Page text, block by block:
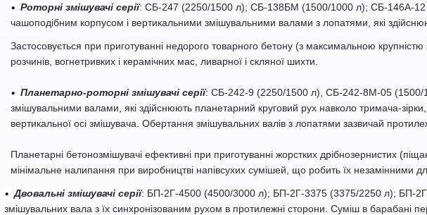
• Роторні змішувачі серії: СБ-247 (2250/1500 л); СБ-138БМ (1500/1000 л); СБ-146А-
чашоподібним корпусом і вертикальними змішувальними валами з лопатями, які
Застосовується при приготуванні недорого товарного бетону (з максимальною
розчинів, вогнетривких і керамічних мас, ливарної і скляної шихти.
• Планетарно-роторні змішувачі серії: СБ-242-9 (2250/1500 л), СБ-242-8М-05 (1500/
змішувальними валами, які здійснюють планетарний круговий рух навколо тримача-
вертикальної осі змішувача. Обертання змішувальних валів з лопатями зазвичай
Планетарні бетонозмішувачі ефективні при приготуванні жорстких дрібнозернистих
мінімальне налипання при виробництві напівсухих сумішей, що робить їх
• Двовальні змішувачі серії: БП-2Г-4500 (4500/3000 л); БП-2Г-3375 (3375/2250 л); БП-
змішувальних вала з їх синхронізованим рухом в протилежні сторони. Суміш в барабані